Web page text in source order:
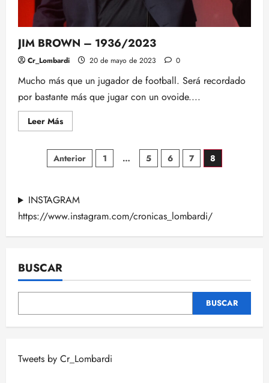
JIM BROWN – 1936/2023
Cr_Lombardi 20 de mayo de 2023 0
Mucho más que un jugador de football. Será recordado
por bastante más que jugar con un ovoide....
Leer MásLeer
más
JIM
BROWN
–
Paginación
entradas
Anterior 1 … 5 6 7 8
INSTAGRAM
https://www.instagram.com/cronicas_lombardi/
BUSCAR
BUSCAR
Tweets by Cr_Lombardi